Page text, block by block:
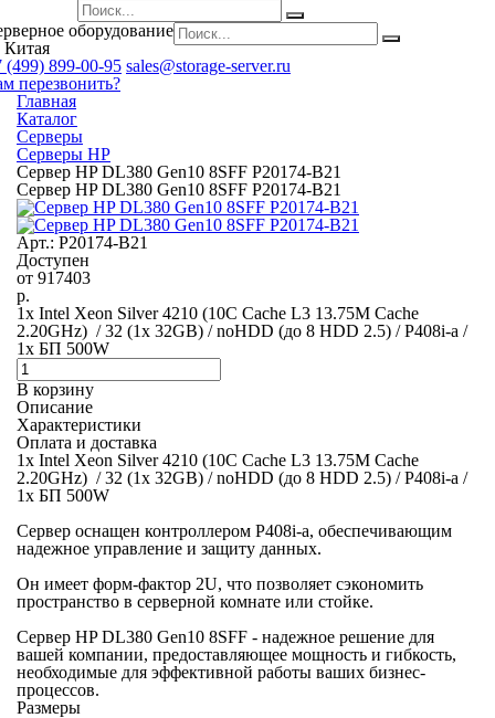
оборудование
Китая
(499) 899-00-95 sales@storage-server.ru
перезвонить?
Главная
Каталог
Серверы
Серверы HP
Сервер HP DL380 Gen10 8SFF P20174-B21
Сервер HP DL380 Gen10 8SFF P20174-B21
Арт.: P20174-B21
Доступен
от 917403
р.
1x Intel Xeon Silver 4210 (10C Cache L3 13.75M Cache
2.20GHz) / 32 (1x 32GB) / noHDD (до 8 HDD 2.5) / P408i-a /
1x БП 500W
В корзину
Описание
Характеристики
Оплата и доставка
1x Intel Xeon Silver 4210 (10C Cache L3 13.75M Cache
2.20GHz) / 32 (1x 32GB) / noHDD (до 8 HDD 2.5) / P408i-a /
1x БП 500W
Сервер оснащен контроллером P408i-a, обеспечивающим
надежное управление и защиту данных.
Он имеет форм-фактор 2U, что позволяет сэкономить
пространство в серверной комнате или стойке.
Сервер HP DL380 Gen10 8SFF - надежное решение для
вашей компании, предоставляющее мощность и гибкость,
необходимые для эффективной работы ваших бизнес-
процессов.
Размеры